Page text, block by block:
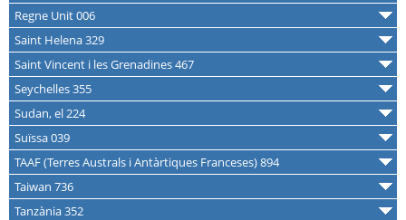
Regne Unit 006
Saint Helena 329
Saint Vincent i les Grenadines 467
Seychelles 355
Sudan, el 224
Suïssa 039
TAAF (Terres Australs i Antàrtiques Franceses) 894
Taiwan 736
Tanzània 352